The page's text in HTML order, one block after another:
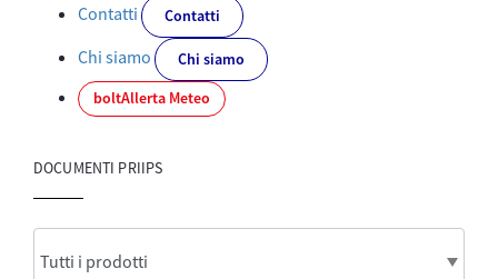
Contatti Contatti
Chi siamo
Chi siamo
boltAllerta Meteo
DOCUMENTI PRIIPS